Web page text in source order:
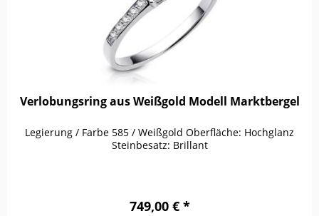
Verlobungsring aus Weißgold Modell Marktbergel
Legierung / Farbe 585 / Weißgold Oberfläche: Hochglanz
Steinbesatz: Brillant
749,00 € *